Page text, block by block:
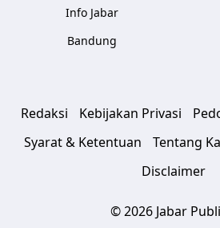
Info Jabar
Bandung
Redaksi Kebijakan Privasi
Syarat & Ketentuan
Tentang
Disclaimer
© 2026 Jabar